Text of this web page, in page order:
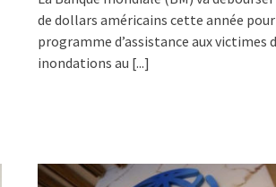
de dollars américains cette année
programme d’assistance aux victimes
inondations au [...]